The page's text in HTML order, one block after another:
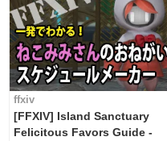
ffxiv
[FFXIV] Island Sanctuary
Felicitous Favors Guide -